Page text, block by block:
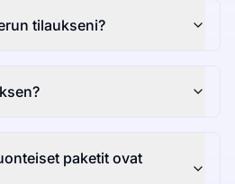
tilaukseni?
paketit ovat